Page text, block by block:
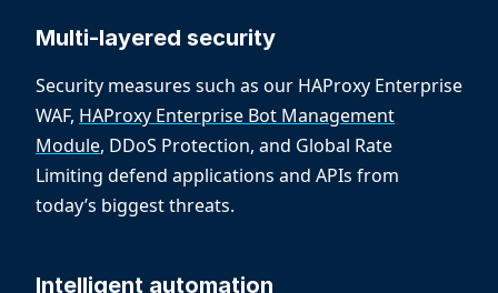
Multi-layered security
Security measures such as our HAProxy Enterprise
WAF, HAProxy Enterprise Bot Management
Module, DDoS Protection, and Global Rate
Limiting defend applications and APIs from
today’s biggest threats.
Intelligent automation